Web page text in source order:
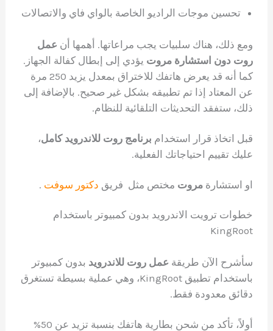
تحسين موجات الراديو الخاصة بالواي فاي والاتصالات
ومع ذلك، هناك سلبيات يجب مراعاتها. أهمها أن عمل
روت دون استشارة مروت يؤدي إلى إبطال كفالة الجهاز.
كما أنه قد يعرض هاتفك للاختراق بمعدل يزيد 250 مرة
عن المعتاد إذا تم تطبيقه بشكل غير صحيح. بالإضافة إلى
ذلك، ستفقد التحديثات التلقائية للنظام.
قبل اتخاذ قرار استخدام برنامج روت للاندرويد كامل،
عليك تقييم احتياجاتك الفعلية.
او استشارةمروت مختص مثل فريق دكتور سوفت .
خطوات ترويت الاندرويد بدون كمبيوتر باستخدام
KingRoot
سأشرح الآن طريقة عمل روت للاندرويد بدون كمبيوتر
باستخدام تطبيق KingRoot، وهي عملية بسيطة تستغرق
دقائق معدودة فقط.
أولاً، تأكد من شحن بطارية هاتفك بنسبة تزيد عن 50%